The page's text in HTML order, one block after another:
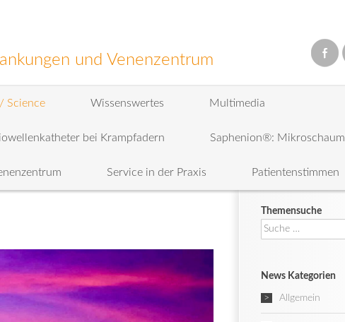
und Venenzentrum
Science Wissenswertes Multimedia
bei Krampfadern Saphenion®: Mikroschaum
Service in der Praxis Patientenstimmen
Themensuche
Suche
nach:
News Kategorien
Allgemein